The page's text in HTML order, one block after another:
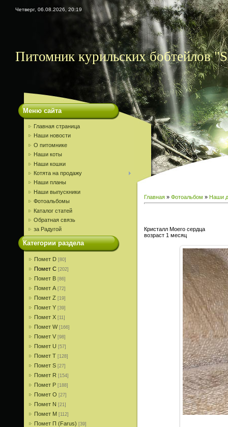
Четверг, 06.08.2026, 20:19
Питомник курильских бобтейлов
Меню сайта
Главная страница
Наши новости
О питомнике
Наши коты
Наши кошки
Котята на продажу
Наши планы
Наши выпускники
Фотоальбомы
Каталог статей
Обратная связь
за Радугой
Категории раздела
Помет D [80]
Помет С [202]
Помет В [86]
Помет A [72]
Помет Z [19]
Помет Y [39]
Помет X [11]
Помет W [166]
Помет V [98]
Помет U [57]
Помет T [128]
Помет S [27]
Помет R [154]
Помет P [188]
Помет О [27]
Помет N [21]
Помет M [112]
Помет П (Farus) [39]
Главная » Фотоальбом » Наши
Кристалл Моего сердца
возраст 1 месяц